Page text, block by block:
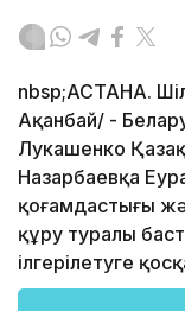
nbsp;АСТАНА.
Ақанбай/ -
Лукашенко
Назарбаевқа
қоғамдастығы
құру туралы
ілгерілетуге